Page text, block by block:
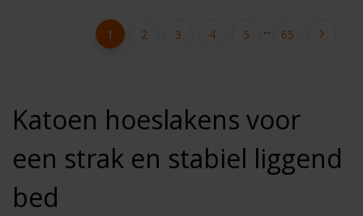
1 2 3 4 5 ... 65
Katoen hoeslakens voor
een strak en stabiel liggend
bed